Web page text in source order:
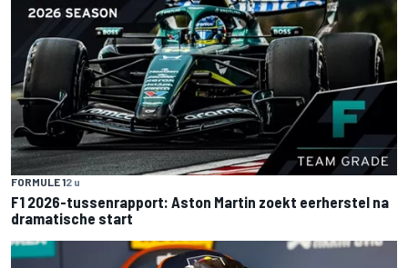
FORMULE 12 u
F1 2026-tussenrapport: Aston Martin zoekt eerherstel na
dramatische start